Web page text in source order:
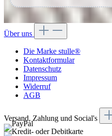
Über uns
Die Marke stulle®
Kontaktformular
Datenschutz
Impressum
Widerruf
AGB
Versand, Zahlung und Social's